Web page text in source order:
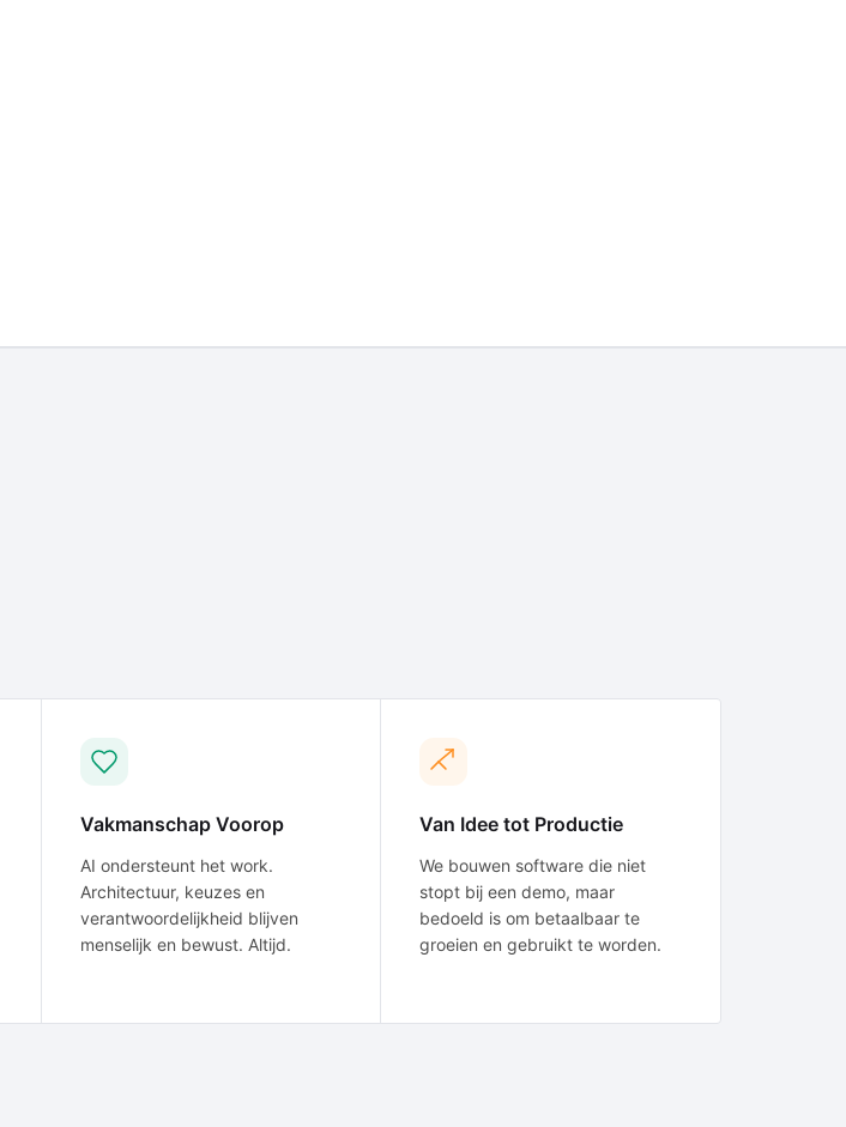
Vakmanschap Voorop
AI ondersteunt het work.
Architectuur, keuzes en
verantwoordelijkheid blijven
menselijk en bewust. Altijd.
Van Idee tot Productie
We bouwen software die niet
stopt bij een demo, maar
bedoeld is om betaalbaar te
groeien en gebruikt te worden.